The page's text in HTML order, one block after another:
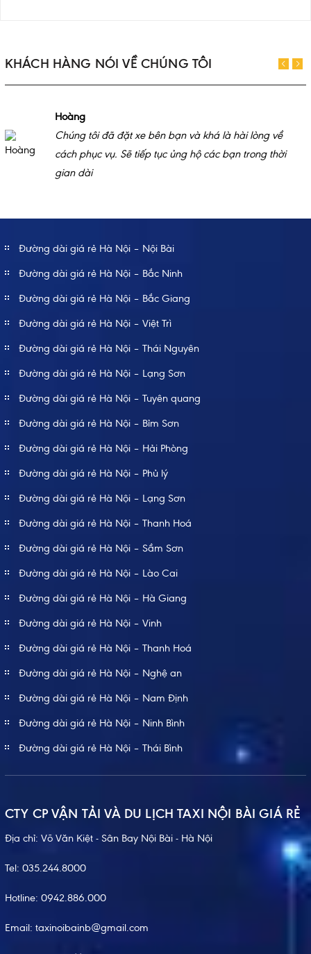
KHÁCH HÀNG NÓI VỀ CHÚNG TÔI
Hoàng
Chúng tôi đã đặt xe bên bạn và khá là hài lòng về
cách phục vụ. Sẽ tiếp tục ủng hộ các bạn trong thời
gian dài
Đường dài giá rẻ Hà Nội – Nội Bài
Đường dài giá rẻ Hà Nội – Bắc Ninh
Đường dài giá rẻ Hà Nội – Bắc Giang
Đường dài giá rẻ Hà Nội – Việt Trì
Đường dài giá rẻ Hà Nội – Thái Nguyên
Đường dài giá rẻ Hà Nội – Lạng Sơn
Đường dài giá rẻ Hà Nội – Tuyên quang
Đường dài giá rẻ Hà Nội – Bỉm Sơn
Đường dài giá rẻ Hà Nội – Hải Phòng
Đường dài giá rẻ Hà Nội – Phủ lý
Đường dài giá rẻ Hà Nội – Lạng Sơn
Đường dài giá rẻ Hà Nội – Thanh Hoá
Đường dài giá rẻ Hà Nội – Sầm Sơn
Đường dài giá rẻ Hà Nội – Lào Cai
Đường dài giá rẻ Hà Nội – Hà Giang
Đường dài giá rẻ Hà Nội – Vinh
Đường dài giá rẻ Hà Nội – Thanh Hoá
Đường dài giá rẻ Hà Nội – Nghệ an
Đường dài giá rẻ Hà Nội – Nam Định
Đường dài giá rẻ Hà Nội – Ninh Bình
Đường dài giá rẻ Hà Nội – Thái Bình
CTY CP VẬN TẢI VÀ DU LỊCH TAXI NỘI BÀI GIÁ RẺ
Địa chỉ: Võ Văn Kiệt - Sân Bay Nội Bài - Hà Nội
Tel: 035.244.8000
Hotline: 0942.886.000
Email: taxinoibainb@gmail.com